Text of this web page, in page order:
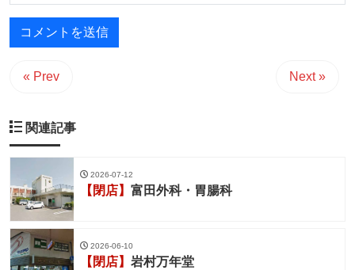
« Prev Next »
関連記事
2026-07-12
【閉店】 富田外科・胃腸科
2026-06-10
【閉店】 岩村万年堂